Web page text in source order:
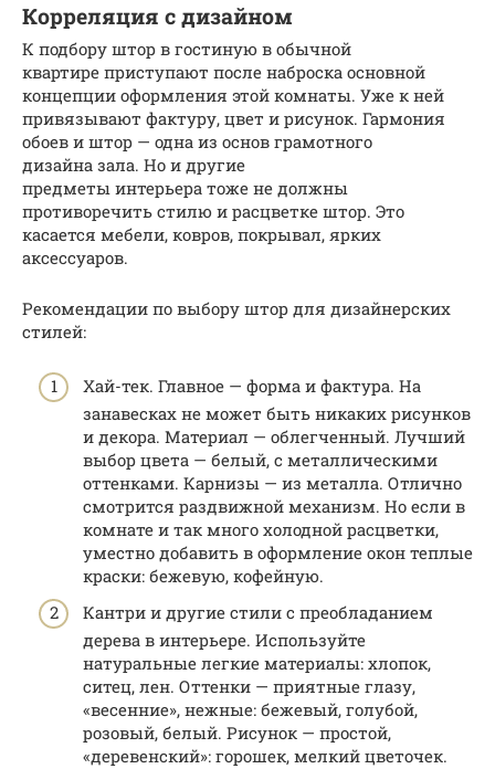
Корреляция с дизайном
К подбору штор в гостиную в обычной
квартире приступают после наброска основной
концепции оформления этой комнаты. Уже к ней
привязывают фактуру, цвет и рисунок. Гармония
обоев и штор — одна из основ грамотного
дизайна зала. Но и другие
предметы интерьера тоже не должны
противоречить стилю и расцветке штор. Это
касается мебели, ковров, покрывал, ярких
аксессуаров.
Рекомендации по выбору штор для дизайнерских
стилей:
Хай-тек. Главное — форма и фактура. На
занавесках не может быть никаких рисунков
и декора. Материал — облегченный. Лучший
выбор цвета — белый, с металлическими
оттенками. Карнизы — из металла. Отлично
смотрится раздвижной механизм. Но если в
комнате и так много холодной расцветки,
уместно добавить в оформление окон теплые
краски: бежевую, кофейную.
Кантри и другие стили с преобладанием
дерева в интерьере. Используйте
натуральные легкие материалы: хлопок,
ситец, лен. Оттенки — приятные глазу,
«весенние», нежные: бежевый, голубой,
розовый, белый. Рисунок — простой,
«деревенский»: горошек, мелкий цветочек.